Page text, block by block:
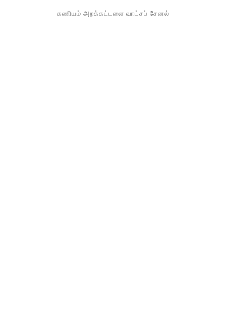
கணியம் அறக்கட்டளை வாட்சப் சேனல்